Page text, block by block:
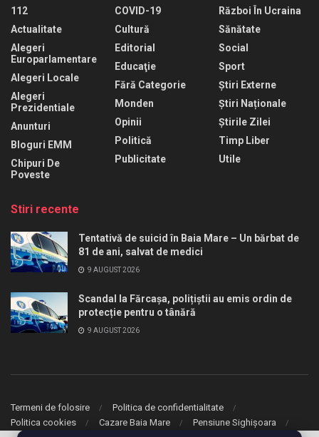
112
Actualitate
Alegeri
Europarlamentare
Alegeri Locale
Alegeri
Prezidentiale
Anunturi
Bloguri EMM
Chipuri De
Poveste
COVID-19
Cultură
Editorial
Educaţie
Fără Categorie
Monden
Opinii
Politică
Publicitate
Război În Ucraina
Sănătate
Social
Sport
Știri Externe
Știri Naționale
Știrile Zilei
Timp Liber
Utile
Stiri recente
Tentativă de suicid în Baia Mare – Un bărbat de
81 de ani, salvat de medici
9 AUGUST 2026
Scandal la Fărcașa, polițiștii au emis ordin de
protecție pentru o tânără
9 AUGUST 2026
Termeni de folosire
Politica de confidentialitate
Politica cookies
Cazare Baia Mare Pensiune Sighișoara